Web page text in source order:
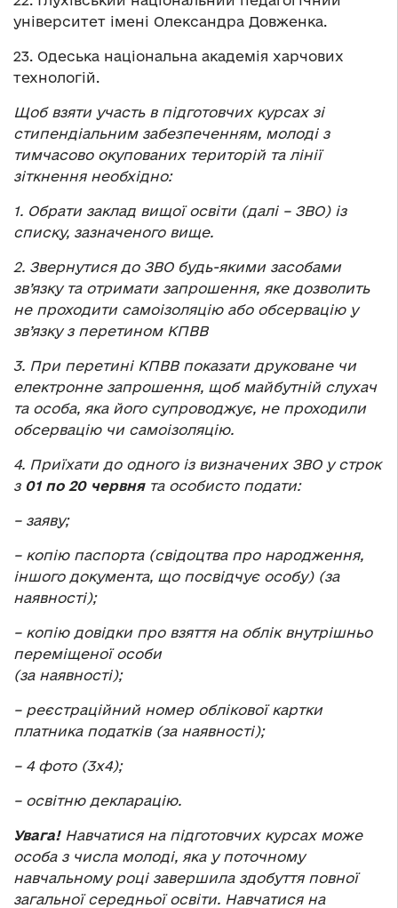
університет імені Олександра Довженка.
23. Одеська національна академія харчових
технологій.
Щоб взяти участь в підготовчих курсах зі
стипендіальним забезпеченням, молоді з
тимчасово окупованих територій та лінії
зіткнення необхідно:
1. Обрати заклад вищої освіти (далі – ЗВО) із
списку, зазначеного вище.
2. Звернутися до ЗВО будь-якими засобами
зв’язку та отримати запрошення, яке дозволить
не проходити самоізоляцію або обсервацію у
зв’язку з перетином КПВВ
3. При перетині КПВВ показати друковане чи
електронне запрошення, щоб майбутній слухач
та особа, яка його супроводжує, не проходили
обсервацію чи самоізоляцію.
4. Приїхати до одного із визначених ЗВО у строк
з01 по 20 червня та особисто подати:
– заяву;
– копію паспорта (свідоцтва про народження,
іншого документа, що посвідчує особу) (за
наявності);
– копію довідки про взяття на облік внутрішньо
переміщеної особи
(за наявності);
– реєстраційний номер облікової картки
платника податків (за наявності);
– 4 фото (3х4);
– освітню декларацію.
Увага! Навчатися на підготовчих курсах може
особа з числа молоді, яка у поточному
навчальному році завершила здобуття повної
загальної середньої освіти. Навчатися на